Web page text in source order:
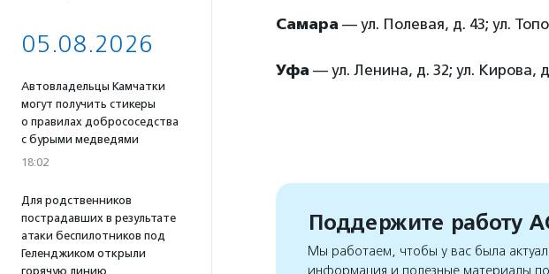
05.08.2026
Автовладельцы Камчатки
могут получить стикеры
о правилах добрососедства
с бурыми медведями
18:02
Для родственников
пострадавших в результате
атаки беспилотников под
Геленджиком открыли
горячую линию
Самара — ул. Полевая, д. 43; ул.
Уфа — ул. Ленина, д. 32; ул. Кирова,
Поддержите работу
Мы работаем, чтобы у вас была
информация и полезные материалы